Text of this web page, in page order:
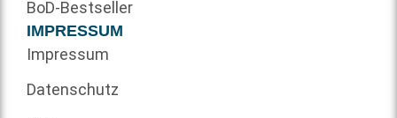
BoD-Bestseller
IMPRESSUM
Impressum
Datenschutz